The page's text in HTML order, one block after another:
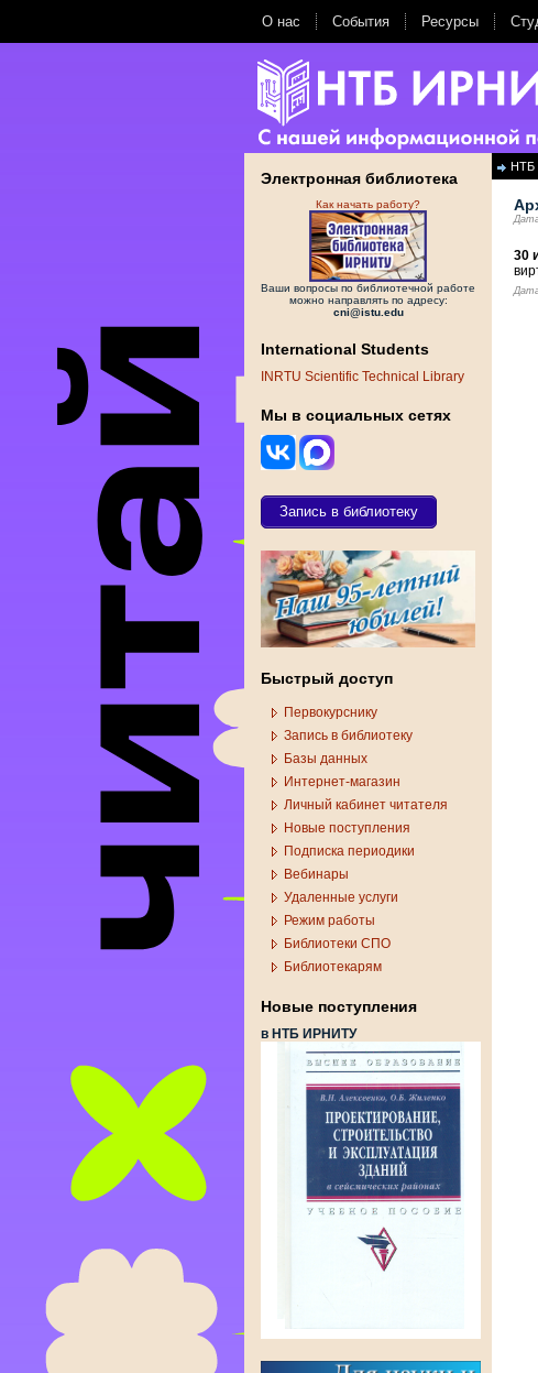
О нас События Ресурсы
Электронная библиотека
Как начать работу?
Ваши вопросы по библиотечной работе
можно направлять по адресу:
cni@istu.edu
International Students
INRTU Scientific Technical Library
Мы в социальных сетях
Запись в библиотеку
Быстрый доступ
Первокурснику
Запись в библиотеку
Базы данных
Интернет-магазин
Личный кабинет читателя
Новые поступления
Подписка периодики
Вебинары
Удаленные услуги
Режим работы
Библиотеки СПО
Библиотекарям
Новые поступления
в НТБ ИРНИТУ
НТБ
30